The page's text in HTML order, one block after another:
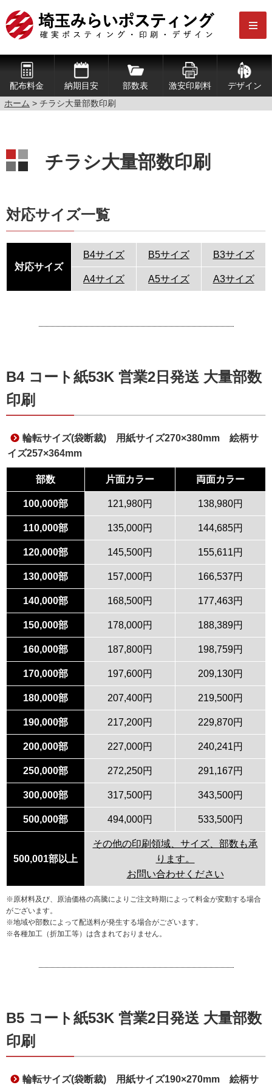
配布料金 納期目安 部数表 激安印刷料
デザイン
ホーム > チラシ大量部数印刷
チラシ大量部数印刷
対応サイズ一覧
対応サイズ
B4サイズ B5サイズ B3サイズ
A4サイズ A5サイズ A3サイズ
B4 コート紙53K 営業2日発送 大量部数
印刷
輪転サイズ(袋断裁) 用紙サイズ270×380mm 絵柄サ
イズ257×364mm
部数 片面カラー 両面カラー
100,000部 121,980円 138,980円
110,000部 135,000円 144,685円
120,000部 145,500円 155,611円
130,000部 157,000円 166,537円
140,000部 168,500円 177,463円
150,000部 178,000円 188,389円
160,000部 187,800円 198,759円
170,000部 197,600円 209,130円
180,000部 207,400円 219,500円
190,000部 217,200円 229,870円
200,000部 227,000円 240,241円
250,000部 272,250円 291,167円
300,000部 317,500円 343,500円
500,000部 494,000円 533,500円
500,001部以上
その他の印刷領域、サイズ、部数も承
ります。
お問い合わせください
※原材料及び、原油価格の高騰によりご注文時期によって料金が変動する場合
がございます。
※地域や部数によって配送料が発生する場合がございます。
※各種加工（折加工等）は含まれておりません。
B5 コート紙53K 営業2日発送 大量部数
印刷
輪転サイズ(袋断裁) 用紙サイズ190×270mm 絵柄サ